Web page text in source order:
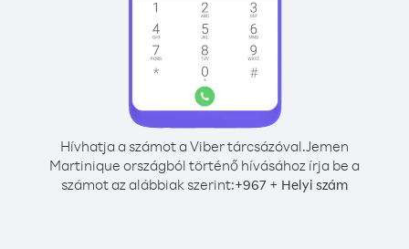
Hívhatja a számot a Viber tárcsázóval.Jemen
Martinique országból történő hívásához írja be a
számot az alábbiak szerint:+967 + Helyi szám